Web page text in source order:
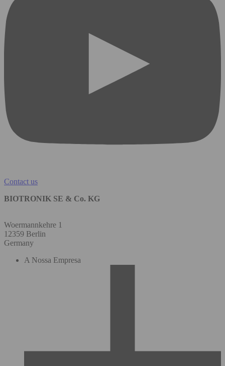
Contact us
BIOTRONIK SE & Co. KG
Woermannkehre 1
12359 Berlin
Germany
A Nossa Empresa